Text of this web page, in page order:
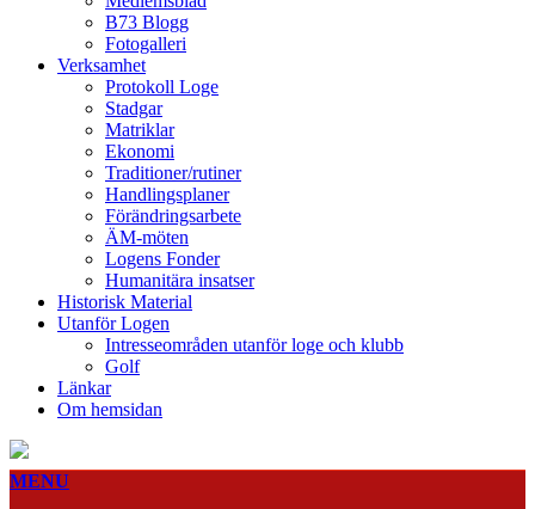
B73 Blogg
Fotogalleri
Verksamhet
Protokoll Loge
Stadgar
Matriklar
Ekonomi
Traditioner/rutiner
Handlingsplaner
Förändringsarbete
ÄM-möten
Logens Fonder
Humanitära insatser
Historisk Material
Utanför Logen
Intresseområden utanför loge och klubb
Golf
Länkar
Om hemsidan
MENU